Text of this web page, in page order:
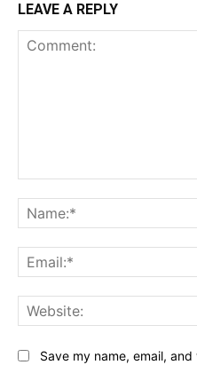
LEAVE A REPLY
Save my name, email,